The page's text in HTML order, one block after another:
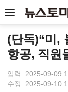
(단독)“미,
항공, 직원
입력: 2025-09-09
수정: 2025-09-10